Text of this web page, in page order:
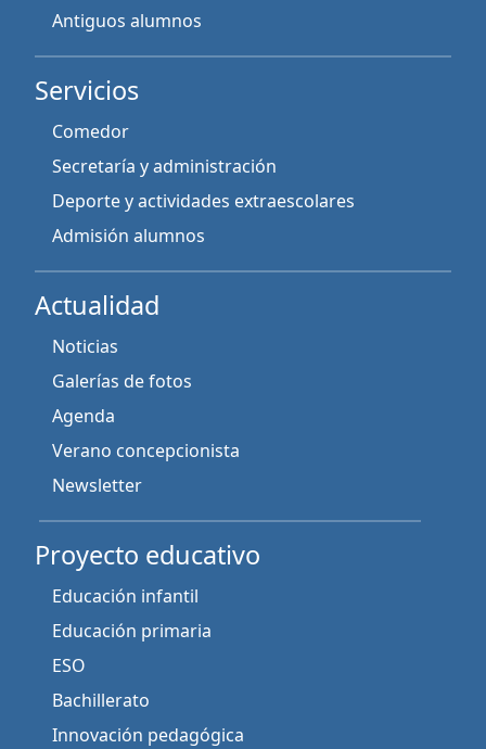
Antiguos alumnos
Servicios
Comedor
Secretaría y administración
Deporte y actividades extraescolares
Admisión alumnos
Actualidad
Noticias
Galerías de fotos
Agenda
Verano concepcionista
Newsletter
Proyecto educativo
Educación infantil
Educación primaria
ESO
Bachillerato
Innovación pedagógica